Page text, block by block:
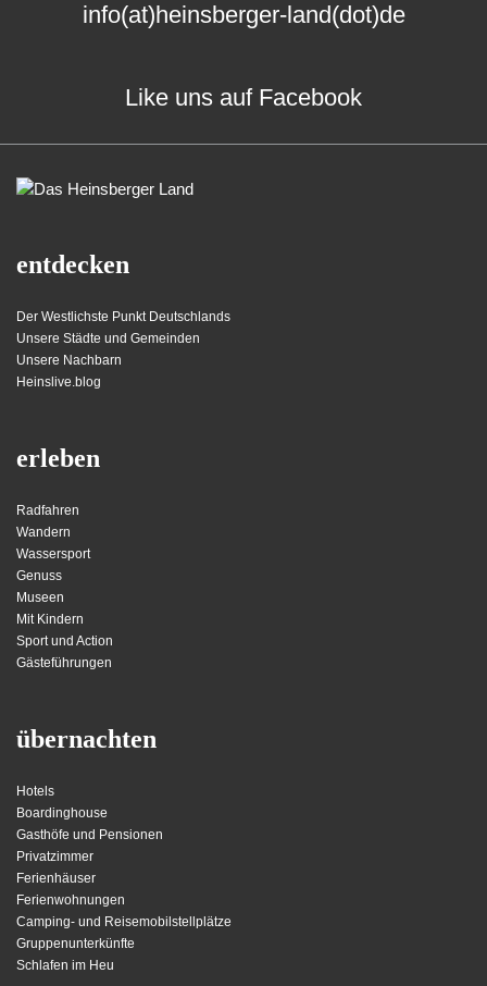
info(at)heinsberger-land(dot)de
Like uns auf Facebook
entdecken
Der Westlichste Punkt Deutschlands
Unsere Städte und Gemeinden
Unsere Nachbarn
Heinslive.blog
erleben
Radfahren
Wandern
Wassersport
Genuss
Museen
Mit Kindern
Sport und Action
Gästeführungen
übernachten
Hotels
Boardinghouse
Gasthöfe und Pensionen
Privatzimmer
Ferienhäuser
Ferienwohnungen
Camping- und Reisemobilstellplätze
Gruppenunterkünfte
Schlafen im Heu